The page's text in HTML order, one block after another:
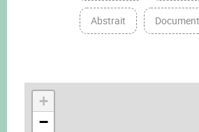
Abstrait
+
−